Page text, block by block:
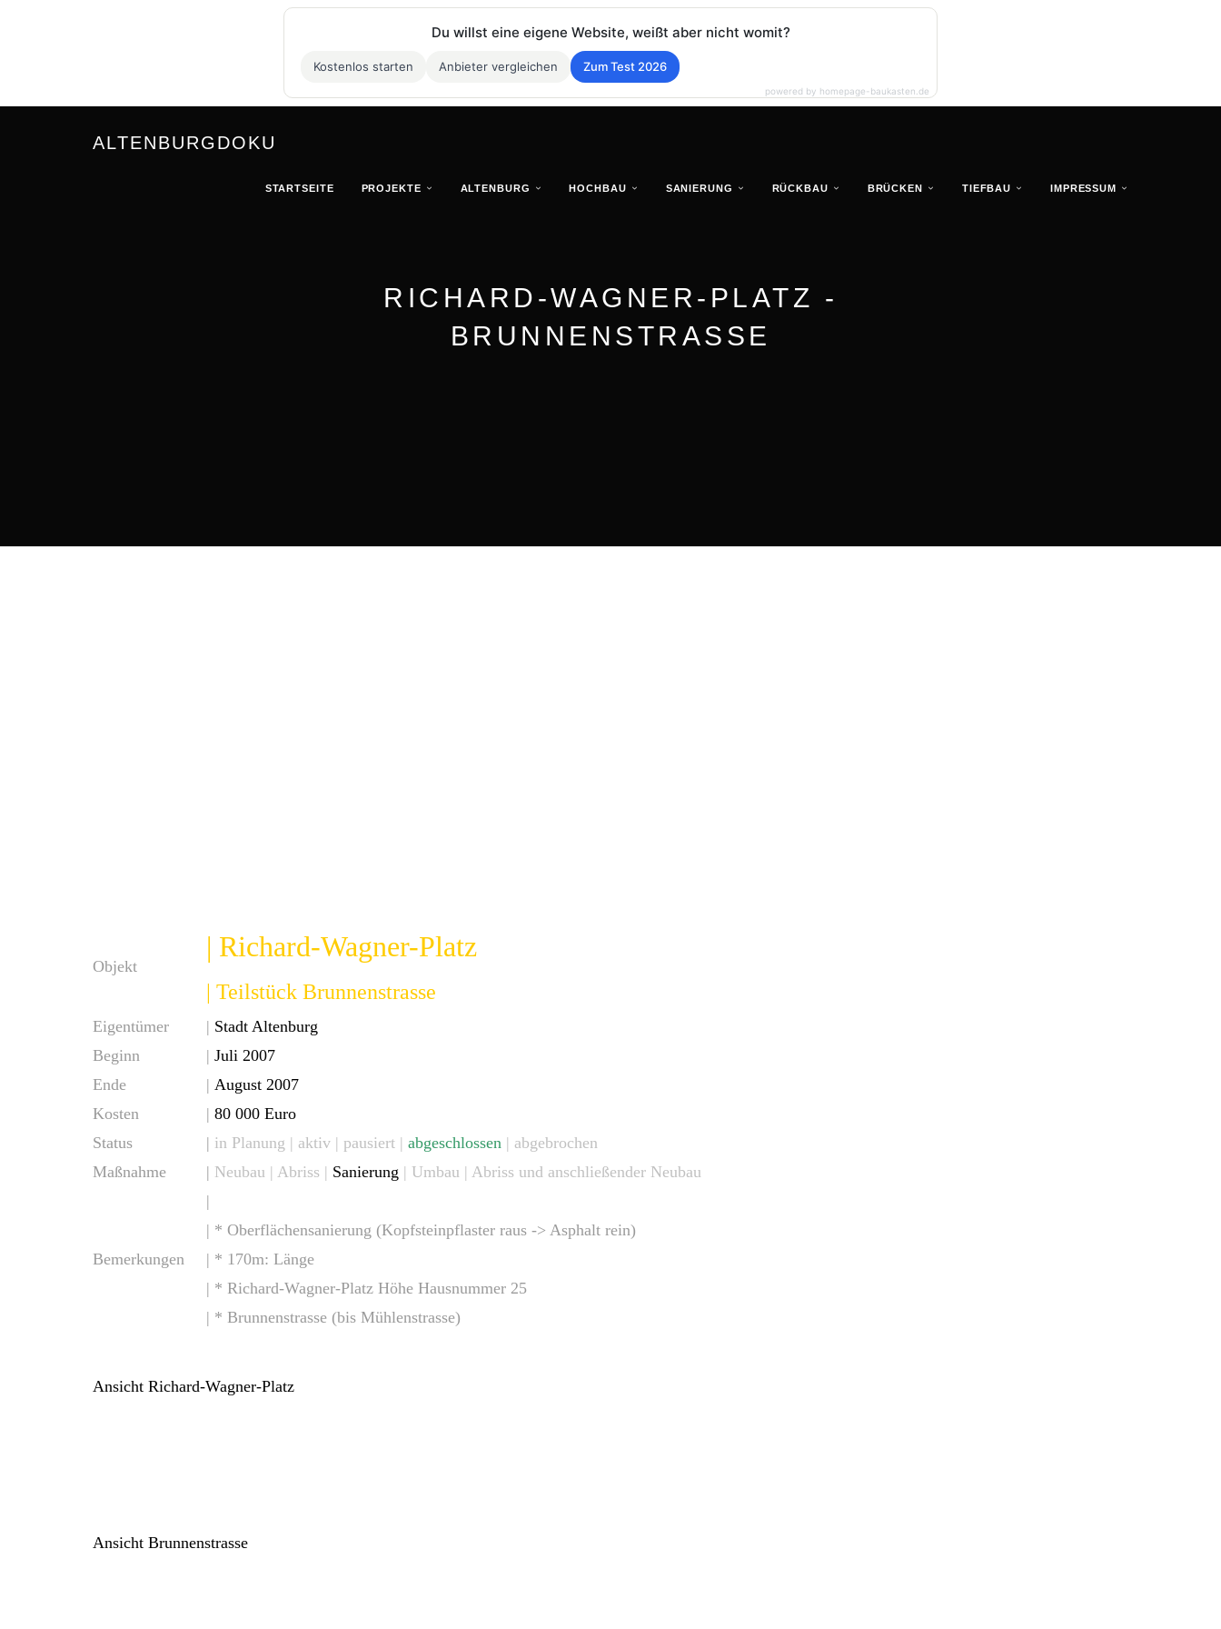
ALTENBURGDOKU
STARTSEITE PROJEKTE ALTENBURG HOCHBAU SANIERUNG RÜCKBAU BRÜCKEN TIEFBAU IMPRESSUM
RICHARD-WAGNER-PLATZ -
BRUNNENSTRASSE
Objekt
| Richard-Wagner-Platz
| Teilstück Brunnenstrasse
Eigentümer | Stadt Altenburg
Beginn
| Juli 2007
Ende
| August 2007
Kosten
| 80 000 Euro
Status
| in Planung | aktiv | pausiert | abgeschlossen | abgebrochen
Maßnahme
| Neubau | Abriss | Sanierung | Umbau | Abriss und anschließender Neubau
Bemerkungen
|
| * Oberflächensanierung (Kopfsteinpflaster raus -> Asphalt rein)
| * 170m: Länge
| * Richard-Wagner-Platz Höhe Hausnummer 25
| * Brunnenstrasse (bis Mühlenstrasse)
Ansicht Richard-Wagner-Platz
Ansicht Brunnenstrasse
Du willst eine eigene Website, weißt aber nicht womit?
Kostenlos starten Anbieter vergleichen Zum Test 2026
powered by homepage-baukasten.de